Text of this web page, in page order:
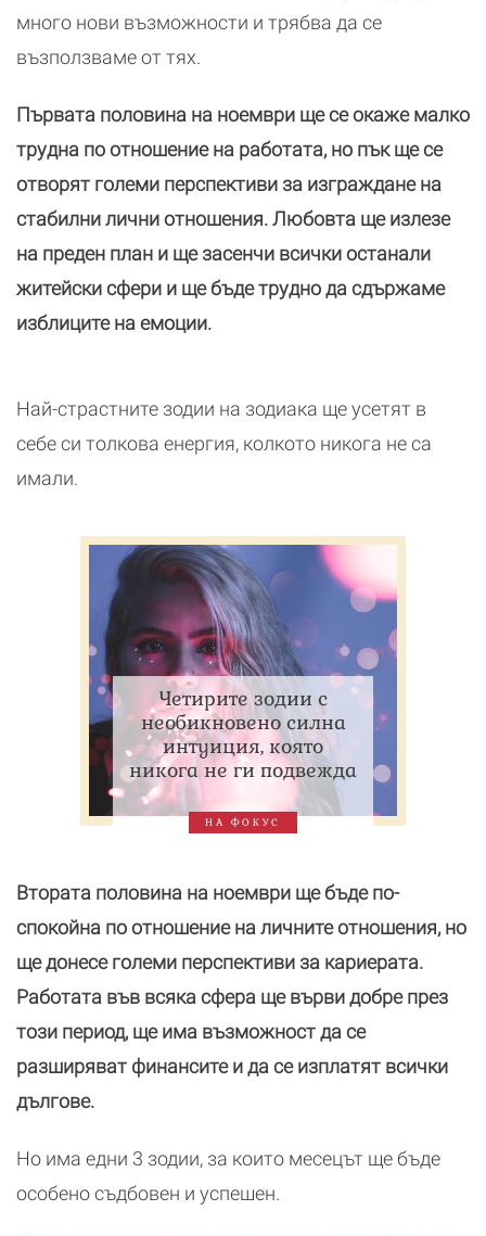
много нови възможности и трябва да се
възползваме от тях.
Първата половина на ноември ще се окаже малко
трудна по отношение на работата, но пък ще се
отворят големи перспективи за изграждане на
стабилни лични отношения. Любовта ще излезе
на преден план и ще засенчи всички останали
житейски сфери и ще бъде трудно да сдържаме
изблиците на емоции.
Най-страстните зодии на зодиака ще усетят в
себе си толкова енергия, колкото никога не са
имали.
Четирите зодии с
необикновено силна
интуиция, която
никога не ги подвежда
НА ФОКУС
Втората половина на ноември ще бъде по-
спокойна по отношение на личните отношения, но
ще донесе големи перспективи за кариерата.
Работата във всяка сфера ще върви добре през
този период, ще има възможност да се
разширяват финансите и да се изплатят всички
дългове.
Но има едни 3 зодии, за които месецът ще бъде
особено съдбовен и успешен.